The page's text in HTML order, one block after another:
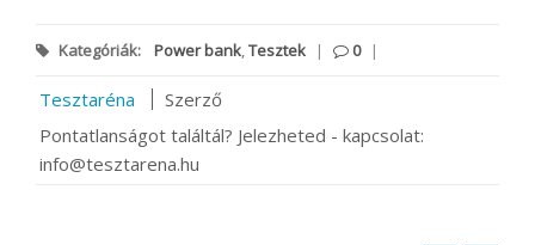
Kategóriák: Power bank,Tesztek | 0 |
Tesztaréna
Szerző
Pontatlanságot találtál? Jelezheted - kapcsolat:
info@tesztarena.hu